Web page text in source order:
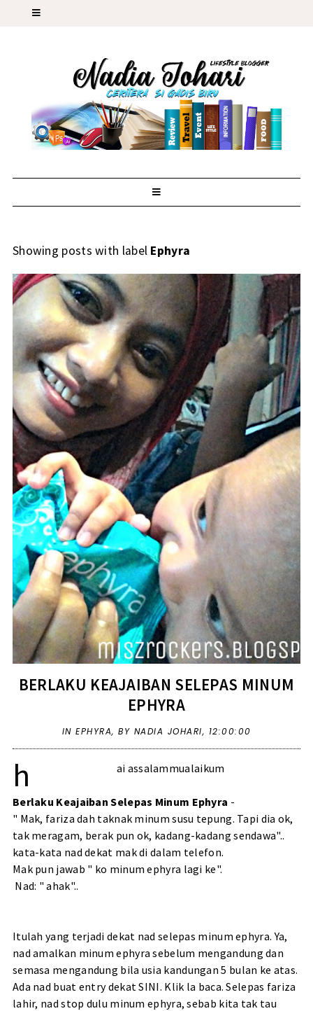
Showing posts with label Ephyra
BERLAKU KEAJAIBAN SELEPAS MINUM
EPHYRA
IN EPHYRA, BY NADIA JOHARI, 12:00:00
h ai assalammualaikum
Berlaku Keajaiban Selepas Minum Ephyra -
" Mak, fariza dah taknak minum susu tepung. Tapi dia ok,
tak meragam, berak pun ok, kadang-kadang sendawa"..
kata-kata nad dekat mak di dalam telefon.
Mak pun jawab " ko minum ephyra lagi ke".
Nad: " ahak"..
Itulah yang terjadi dekat nad selepas minum ephyra. Ya,
nad amalkan minum ephyra sebelum mengandung dan
semasa mengandung bila usia kandungan 5 bulan ke atas.
Ada nad buat entry dekatSINI. Klik la baca. Selepas fariza
lahir, nad stop dulu minum ephyra, sebab kita tak tau